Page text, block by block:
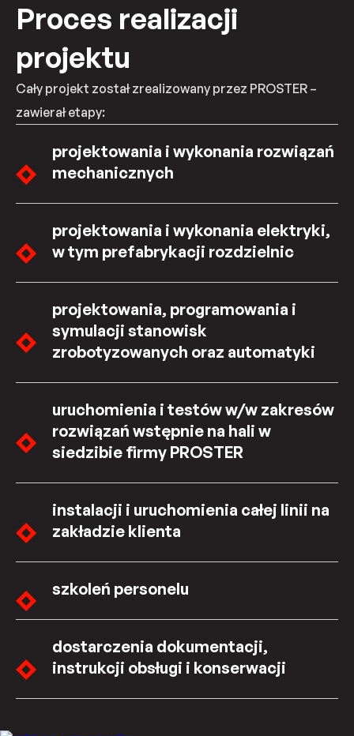
Proces realizacji
projektu
Cały projekt został zrealizowany przez PROSTER –
zawierał etapy:
projektowania i wykonania rozwiązań
mechanicznych
projektowania i wykonania elektryki,
w tym prefabrykacji rozdzielnic
projektowania, programowania i
symulacji stanowisk
zrobotyzowanych oraz automatyki
uruchomienia i testów w/w zakresów
rozwiązań wstępnie na hali w
siedzibie firmy PROSTER
instalacji i uruchomienia całej linii na
zakładzie klienta
szkoleń personelu
dostarczenia dokumentacji,
instrukcji obsługi i konserwacji